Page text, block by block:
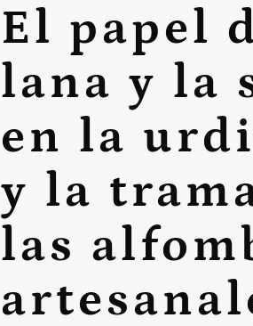
El papel
lana y la
en la
y la
las